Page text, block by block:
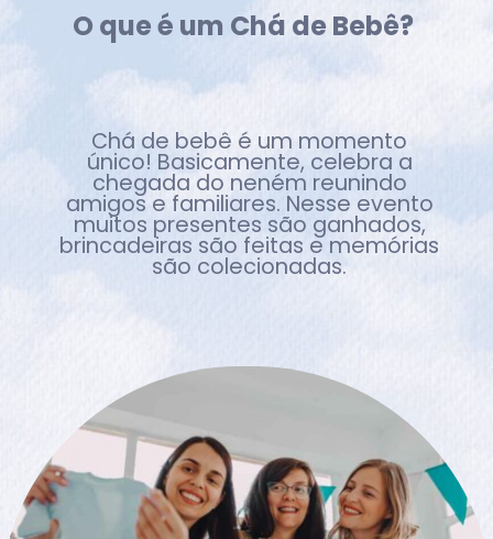
Chá de bebê é um momento
único! Basicamente, celebra a
chegada do neném reunindo
amigos e familiares. Nesse evento
muitos presentes são ganhados,
brincadeiras são feitas e memórias
são colecionadas.
O que é um Chá de Bebê?